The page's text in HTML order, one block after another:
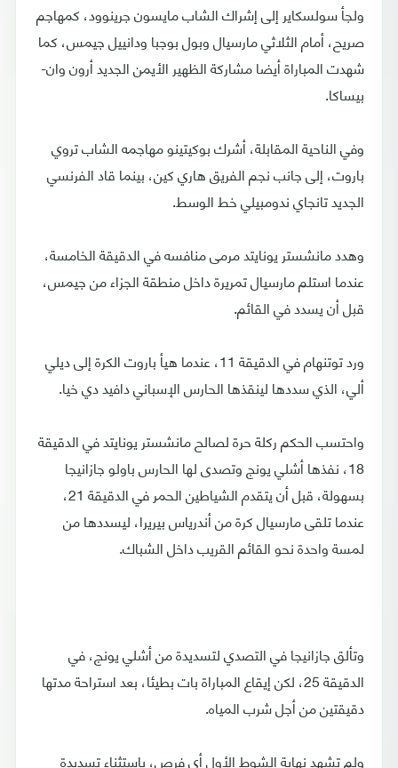
ولجأ سولسكاير إلى إشراك الشاب مايسون جرينوود، كمهاجم
صريح، أمام الثلاثي مارسيال وبول بوجبا ودانييل جيمس، كما
شهدت المباراة أيضا مشاركة الظهير الأيمن الجديد أرون وان-
بيساكا.
وفي الناحية المقابلة، أشرك بوكيتينو مهاجمه الشاب تروي
باروت، إلى جانب نجم الفريق هاري كين، بينما قاد الفرنسي
الجديد تانجاي ندومبيلي خط الوسط.
وهدد مانشستر يونايتد مرمى منافسه في الدقيقة الخامسة،
عندما استلم مارسيال تمريرة داخل منطقة الجزاء من جيمس،
قبل أن يسدد في القائم.
ورد توتنهام في الدقيقة 11، عندما هيأ باروت الكرة إلى ديلي
ألي، الذي سددها لينقذها الحارس الإسباني دافيد دي خيا.
واحتسب الحكم ركلة حرة لصالح مانشستر يونايتد في الدقيقة
18، نفذها أشلي يونج وتصدى لها الحارس باولو جازانيجا
بسهولة، قبل أن يتقدم الشياطين الحمر في الدقيقة 21،
عندما تلقى مارسيال كرة من أندرياس بيريرا، ليسددها من
لمسة واحدة نحو القائم القريب داخل الشباك.
وتألق جازانيجا في التصدي لتسديدة من أشلي يونج، في
الدقيقة 25، لكن إيقاع المباراة بات بطيئا، بعد استراحة مدتها
دقيقتين من أجل شرب المياه.
ولم تشهد نهاية الشوط الأول أي فرص، باستثناء تسديدة